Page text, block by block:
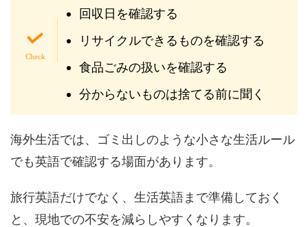
回収日を確認する
リサイクルできるものを確認する
食品ごみの扱いを確認する
分からないものは捨てる前に聞く
海外生活では、ゴミ出しのような小さな生活ルール
でも英語で確認する場面があります。
旅行英語だけでなく、生活英語まで準備しておく
と、現地での不安を減らしやすくなります。